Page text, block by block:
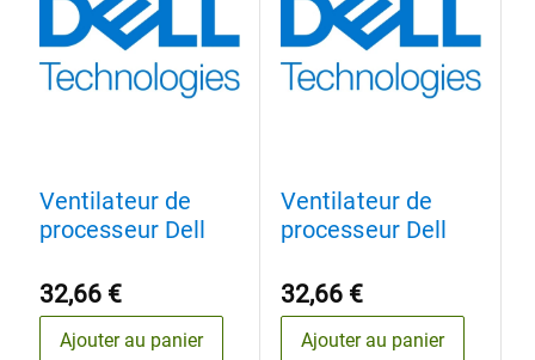
Ventilateur de
processeur Dell
32,66 €
Ajouter au panier
Ventilateur de
processeur Dell
32,66 €
Ajouter au panier